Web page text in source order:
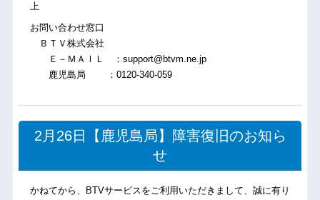
上
お問い合わせ窓口
ＢＴＶ株式会社
Ｅ－ＭＡＩＬ ：support@btvm.ne.jp
鹿児島局 ：0120-340-059
2月26日【鹿児島局】障害復旧のお知ら
せ
かねてから、BTVサービスをご利用いただきまして、誠に有り